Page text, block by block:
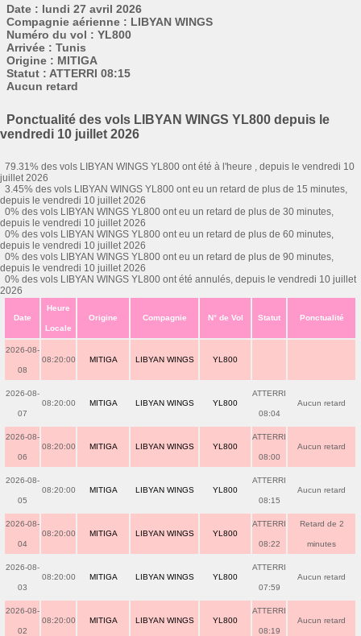
Date : lundi 27 avril 2026
Compagnie aérienne : LIBYAN WINGS
Numéro du vol : YL800
Arrivée : Tunis
Origine : MITIGA
Statut : ATTERRI 08:15
Aucun retard
Ponctualité des vols LIBYAN WINGS YL800 depuis le
vendredi 10 juillet 2026
79.31% des vols LIBYAN WINGS YL800 ont été à l'heure , depuis le vendredi 10
juillet 2026
3.45% des vols LIBYAN WINGS YL800 ont eu un retard de plus de 15 minutes,
depuis le vendredi 10 juillet 2026
0% des vols LIBYAN WINGS YL800 ont eu un retard de plus de 30 minutes,
depuis le vendredi 10 juillet 2026
0% des vols LIBYAN WINGS YL800 ont eu un retard de plus de 60 minutes,
depuis le vendredi 10 juillet 2026
0% des vols LIBYAN WINGS YL800 ont eu un retard de plus de 90 minutes,
depuis le vendredi 10 juillet 2026
0% des vols LIBYAN WINGS YL800 ont été annulés, depuis le vendredi 10 juillet
2026
Date
Heure
Locale
Origine Compagnie N° de Vol Statut Ponctualité
2026-08-
08
08:20:00 MITIGA LIBYAN WINGS YL800
2026-08-
07
08:20:00 MITIGA LIBYAN WINGS YL800
ATTERRI
08:04
Aucun retard
2026-08-
06
08:20:00 MITIGA LIBYAN WINGS YL800
ATTERRI
08:00
Aucun retard
2026-08-
05
08:20:00 MITIGA LIBYAN WINGS YL800
ATTERRI
08:15
Aucun retard
2026-08-
04
08:20:00 MITIGA LIBYAN WINGS YL800
ATTERRI
08:22
Retard de 2
minutes
2026-08-
03
08:20:00 MITIGA LIBYAN WINGS YL800
ATTERRI
07:59
Aucun retard
2026-08-
02
08:20:00 MITIGA LIBYAN WINGS YL800
ATTERRI
08:19
Aucun retard